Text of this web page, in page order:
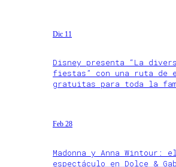
Dic 11
Disney presenta “La
fiestas” con una ruta de
gratuitas para toda la
Feb 28
Madonna y Anna Wintour:
espectáculo en Dolce &